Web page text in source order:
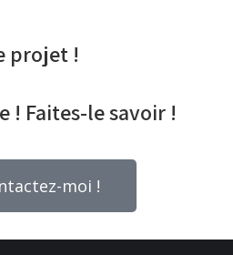
projet !
! Faites-le savoir !
moi !